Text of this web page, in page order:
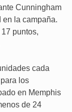
Cunningham
en la campaña.
puntos,
cada
los
en Memphis
de 24